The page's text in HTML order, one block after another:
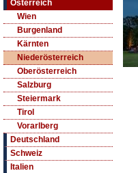
Österreich
Wien
Burgenland
Kärnten
Niederösterreich
Oberösterreich
Salzburg
Steiermark
Tirol
Vorarlberg
Deutschland
Schweiz
Italien